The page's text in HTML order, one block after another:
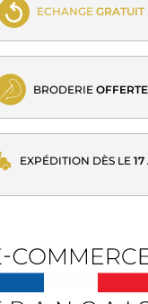
ECHANGE GRATUIT
BRODERIE OFFERTE
EXPÉDITION DÈS LE 17